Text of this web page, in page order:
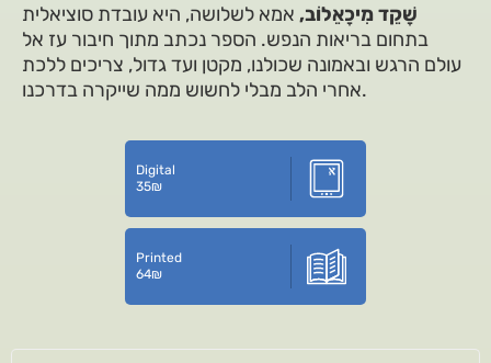
שָׁקֵד מִיכָאֵלוֹב, אמא לשלושה, היא עובדת סוציאלית
בתחום בריאות הנפש. הספר נכתב מתוך חיבור עז אל
עולם הרגש ובאמונה שכולנו, מקטן ועד גדול, צריכים ללכת
אחרי הלב מבלי לחשוש ממה שייקרה בדרכנו.
Digital
35₪
Printed
64₪